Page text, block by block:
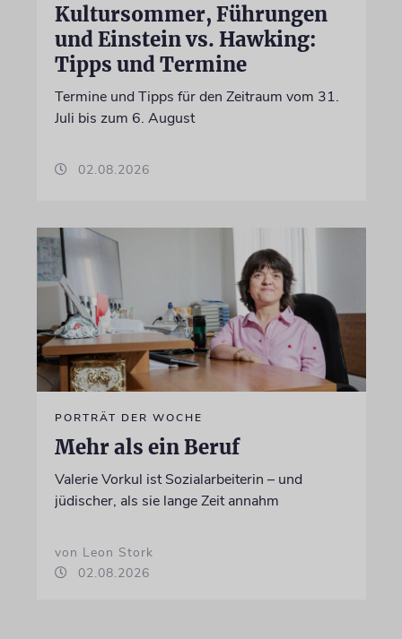
Kultursommer, Führungen
und Einstein vs. Hawking:
Tipps und Termine
Termine und Tipps für den Zeitraum vom 31.
Juli bis zum 6. August
02.08.2026
PORTRÄT DER WOCHE
Mehr als ein Beruf
Valerie Vorkul ist Sozialarbeiterin – und
jüdischer, als sie lange Zeit annahm
von Leon Stork
02.08.2026